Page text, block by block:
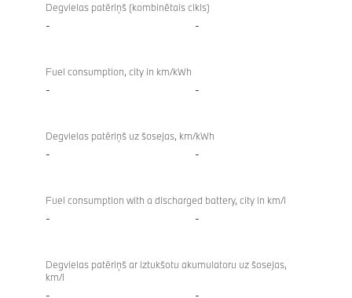
Degvielas patēriņš (kombinētais cikls)
- -
Fuel consumption, city in km/kWh
- -
Degvielas patēriņš uz šosejas, km/kWh
- -
Fuel consumption with a discharged battery, city in km/l
- -
Degvielas patēriņš ar iztukšotu akumulatoru uz šosejas,
km/l
- -